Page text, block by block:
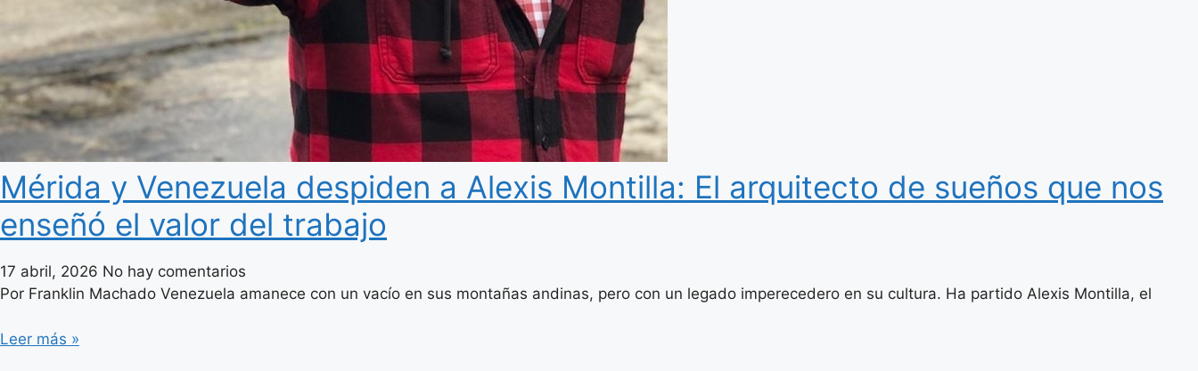
​Mérida y Venezuela despiden a Alexis Montilla: El arquitecto de sueños que nos
enseñó el valor del trabajo
17 abril, 2026 No hay comentarios
Por Franklin Machado Venezuela amanece con un vacío en sus montañas andinas, pero con un legado imperecedero en su cultura. Ha partido Alexis Montilla, el
Leer más »